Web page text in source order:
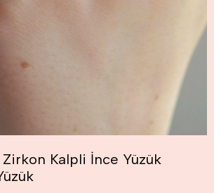
Kalpli İnce Yüzük